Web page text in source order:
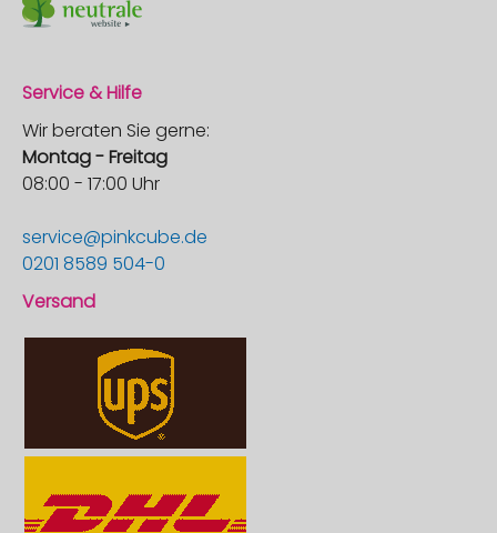
Service & Hilfe
Wir beraten Sie gerne:
Montag - Freitag
08:00 - 17:00 Uhr
service@pinkcube.de
0201 8589 504-0
Versand